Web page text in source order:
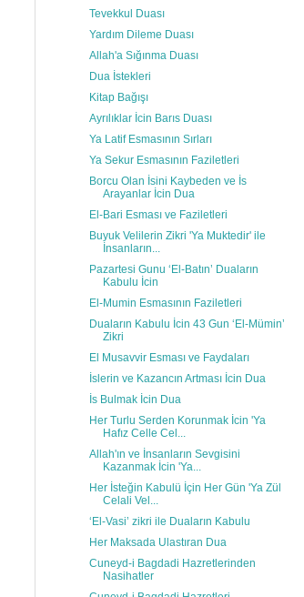
Tevekkul Duası
Yardım Dileme Duası
Allah'a Sığınma Duası
Dua İstekleri
Kitap Bağışı
Ayrılıklar İcin Barıs Duası
Ya Latif Esmasının Sırları
Ya Sekur Esmasının Faziletleri
Borcu Olan İsini Kaybeden ve İs
Arayanlar İcin Dua
El-Bari Esması ve Faziletleri
Buyuk Velilerin Zikri 'Ya Muktedir' ile
İnsanların...
Pazartesi Gunu ‘El-Batın’ Duaların
Kabulu İcin
El-Mumin Esmasının Faziletleri
Duaların Kabulu İcin 43 Gun ‘El-Mümin’
Zikri
El Musavvir Esması ve Faydaları
İslerin ve Kazancın Artması İcin Dua
İs Bulmak İcin Dua
Her Turlu Serden Korunmak İcin 'Ya
Hafız Celle Cel...
Allah'ın ve İnsanların Sevgisini
Kazanmak İcin 'Ya...
Her İsteğin Kabulü İçin Her Gün 'Ya Zül
Celali Vel...
‘El-Vasi’ zikri ile Duaların Kabulu
Her Maksada Ulastıran Dua
Cuneyd-i Bagdadi Hazretlerinden
Nasihatler